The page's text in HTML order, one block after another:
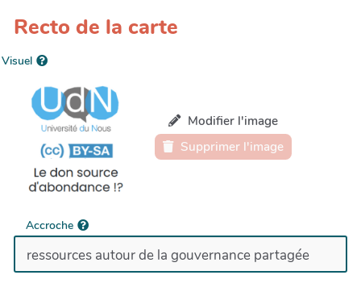
Recto de la carte
Visuel
Modifier l'image
Supprimer l'image
Accroche